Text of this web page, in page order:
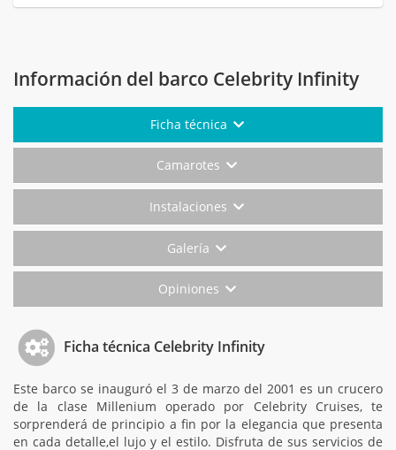
Información del barco Celebrity Infinity
Ficha técnica
Camarotes
Instalaciones
Galería
Opiniones
Ficha técnica Celebrity Infinity
Este barco se inauguró el 3 de marzo del 2001 es un crucero
de la clase Millenium operado por Celebrity Cruises, te
sorprenderá de principio a fin por la elegancia que presenta
en cada detalle,el lujo y el estilo. Disfruta de sus servicios de